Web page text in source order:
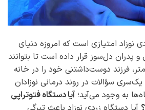
نوزاد امتیازی‌ است که امروزه دنیای
و پدران دل‌سوز قرار داده است تا بتوانند
فرزند دوست‌داشتنی خود را در خانه
یک‌سری سؤالات در روند درمانی نوزادان
به وجود می‌آید؛ آیا دستگاه فتوتراپی